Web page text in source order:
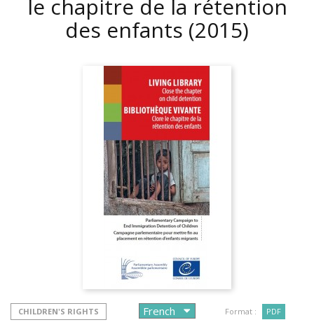
le chapitre de la rétention
des enfants (2015)
CHILDREN'S RIGHTS Format : PDF